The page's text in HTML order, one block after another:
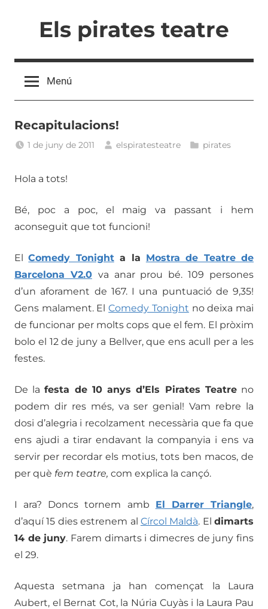
contingutEls pirates teatre
Menú
Recapitulacions!
1 de juny de 2011 elspiratesteatre pirates
Hola a tots!
Bé, poc a poc, el maig va passant i hem
aconseguit que tot funcioni!
ElComedy Tonighta la Mostra de Teatre de
Barcelona V2.0 va anar prou bé. 109 persones
d’un aforament de 167. I una puntuació de 9,35!
Gens malament. ElComedy Tonight no deixa mai
de funcionar per molts cops que el fem. El pròxim
bolo el 12 de juny a Bellver, que ens acull per a les
festes.
De lafesta de 10 anys d’Els Pirates Teatreno
podem dir res més, va ser genial! Vam rebre la
dosi d’alegria i recolzament necessària que fa que
ens ajudi a tirar endavant la companyia i ens va
servir per recordar els motius, tots ben macos, de
per què fem teatre, com explica la cançó.
I ara? Doncs tornem amb El Darrer Triangle,
d’aquí 15 dies estrenem al Círcol Maldà. El dimarts
14 de juny. Farem dimarts i dimecres de juny fins
el 29.
Aquesta setmana ja han començat la Laura
Aubert, el Bernat Cot, la Núria Cuyàs i la Laura Pau